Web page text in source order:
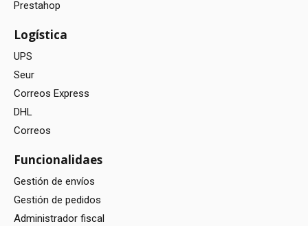
Prestahop
Logística
UPS
Seur
Correos Express
DHL
Correos
Funcionalidaes
Gestión de envíos
Gestión de pedidos
Administrador fiscal